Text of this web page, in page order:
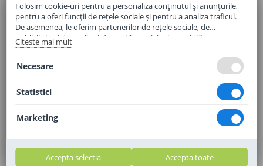
Email:office@elaptepraf.ro
Telefon:0745-964-449
Adresa:Sos. Borsului, Nr. 20, Oradea, Jud. Bihor
Folosim cookie-uri pentru a personaliza conținutul și anunțurile,
pentru a oferi funcții de rețele sociale și pentru a analiza traficul.
De asemenea, le oferim partenerilor de rețele sociale, de
publicitate și de analize informații cu privire la modul în care
folosiți site-ul nostru. Aceștia le pot combina cu alte informații
Citeste mai mult
Necesare
Statistici
Marketing
Accepta selectia Accepta toate